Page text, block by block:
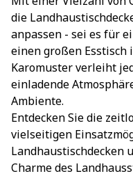
die
anpassen - sei es für
einen großen Esstisch
Karomuster verleiht
einladende
Ambiente.
Entdecken Sie die
vielseitigen
Landhaustischdecken
Charme des